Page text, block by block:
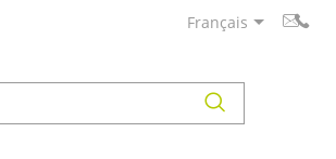
Français